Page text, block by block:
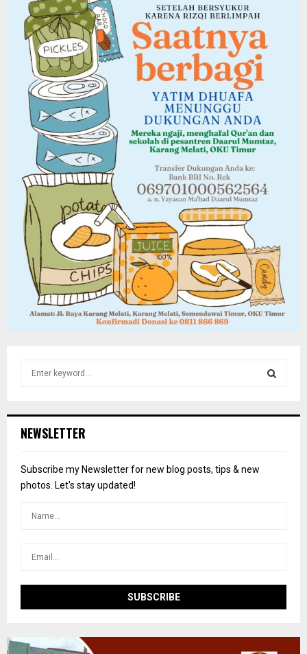
h
o
r
NEWSLETTER
Subscribe my Newsletter for new blog posts, tips & new
photos. Let's stay updated!